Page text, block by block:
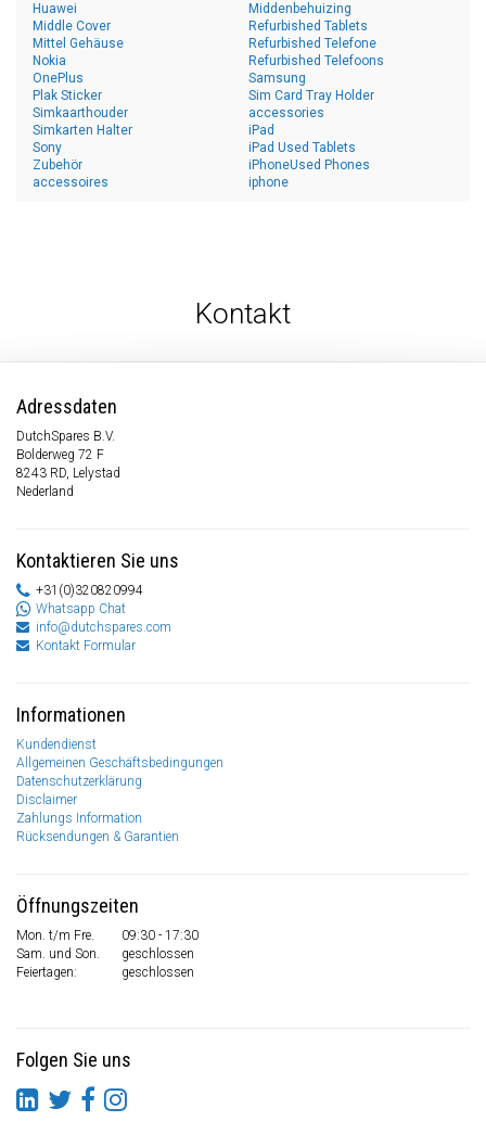
Huawei
Middenbehuizing
Middle Cover
Mittel Gehäuse
Nokia
OnePlus
Plak Sticker
Refurbished Tablets
Refurbished Telefone
Refurbished Telefoons
Samsung
Sim Card Tray Holder
Simkaarthouder
Simkarten Halter
Sony
Zubehör
accessoires
accessories
iPad
iPad Used Tablets
iPhoneUsed Phones
iphone
Kontakt
Adressdaten
DutchSpares B.V.
Bolderweg 72 F
8243 RD, Lelystad
Nederland
Kontaktieren Sie uns
+31(0)320820994
Whatsapp Chat
info@dutchspares.com
Kontakt Formular
Informationen
Kundendienst
Allgemeinen Geschäftsbedingungen
Datenschutzerklärung
Disclaimer
Zahlungs Information
Rücksendungen & Garantien
Öffnungszeiten
Mon. t/m Fre.
09:30 - 17:30
Sam. und Son.
geschlossen
Feiertagen:
geschlossen
Folgen Sie uns